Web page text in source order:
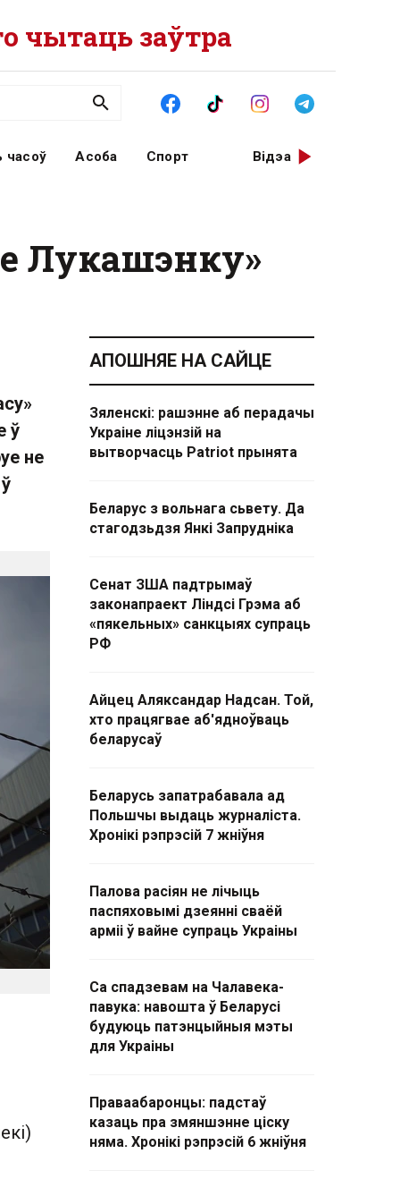
чытаць заўтра
часоў Асоба Спорт Відэа
Лукашэнку»
ў
не
АПОШНЯЕ НА САЙЦЕ
Зяленскі: рашэнне аб перадачы
Украіне ліцэнзій на
вытворчасць Patriot прынята
Беларус з вольнага сьвету. Да
стагодзьдзя Янкі Запрудніка
Сенат ЗША падтрымаў
законапраект Ліндсі Грэма аб
«пякельных» санкцыях супраць
РФ
Айцец Аляксандар Надсан. Той,
хто працягвае аб'ядноўваць
беларусаў
Беларусь запатрабавала ад
Польшчы выдаць журналіста.
Хронікі рэпрэсій 7 жніўня
Палова расіян не лічыць
паспяховымі дзеянні сваёй
арміі ў вайне супраць Украіны
Са спадзевам на Чалавека-
павука: навошта ў Беларусі
будуюць патэнцыйныя мэты
для Украіны
Праваабаронцы: падстаў
казаць пра змяншэнне ціску
няма. Хронікі рэпрэсій 6 жніўня